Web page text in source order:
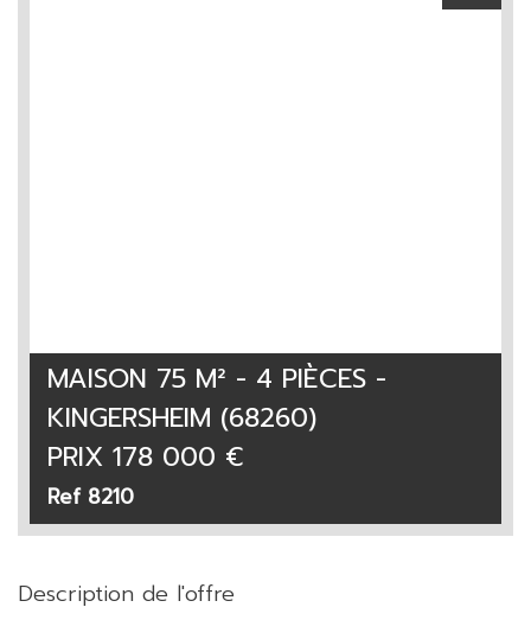
MAISON 75 M² - 4 PIÈCES -
KINGERSHEIM (68260)
PRIX 178 000 €
Ref 8210
description de l'offre